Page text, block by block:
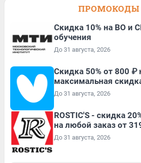
ПРОМОКОДЫ
Скидка 10% на ВО и
обучения
До 31 августа, 2026
Скидка 50% от 800 ₽
максимальная
До 31 августа, 2026
ROSTIC'S - скидка
на любой заказ от
До 31 августа, 2026